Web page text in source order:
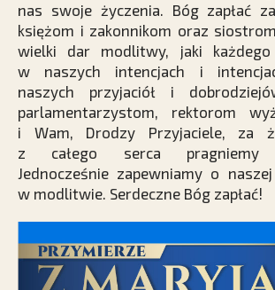
nas swoje życzenia. Bóg zapłać
księżom i zakonnikom oraz
wielki dar modlitwy, jaki
w naszych intencjach i
naszych przyjaciół i
parlamentarzystom, rektorom
i Wam, Drodzy Przyjaciele, za
z całego serca pragniemy
Jednocześnie zapewniamy o
w modlitwie. Serdeczne Bóg zapłać!